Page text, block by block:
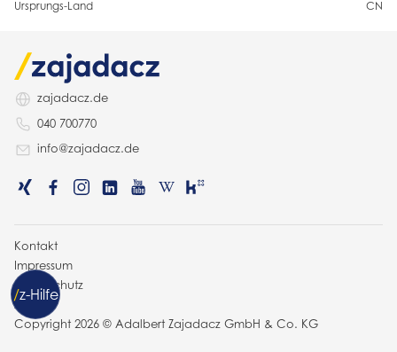
Ursprungs-Land
CN
zajadacz.de
040 700770
info@zajadacz.de
Copyright 2026 © Adalbert Zajadacz GmbH & Co. KG
Kontakt
Impressum
Datenschutz
AGB
/z-Hilfe